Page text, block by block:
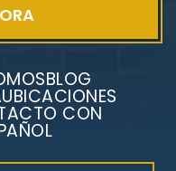
BLOG
UBICACIONES
CON